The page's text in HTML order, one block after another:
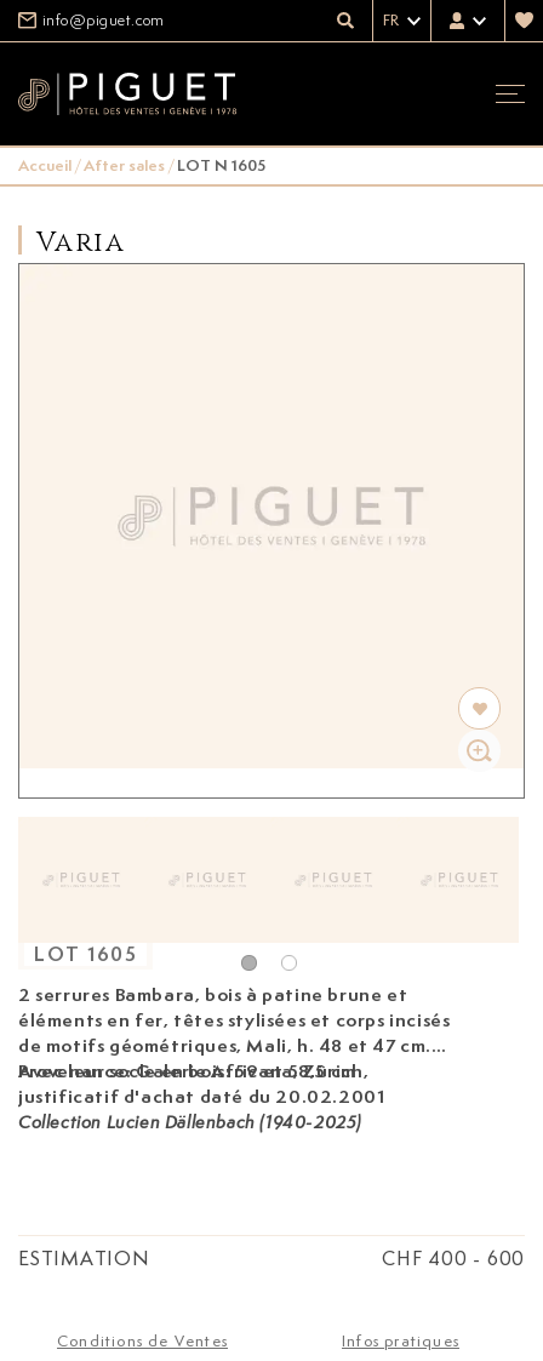
info@piguet.com FR
Accueil/After sales/LOT N 1605
Varia
2 serrures Bambara, bois à patine brune et
éléments en fer, têtes stylisées et corps incisés
de motifs géométriques, Mali, h. 48 et 47 cm.
Avec leur socle en bois: 59 et 58,5 cm
Provenance: Galerie Africana, Zürich,
justificatif d'achat daté du 20.02.2001
Collection Lucien Dällenbach (1940-2025)
LOT 1605
ESTIMATION CHF 400 - 600
Conditions de Ventes
Infos pratiques